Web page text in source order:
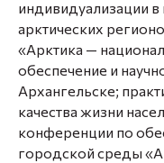
индивидуализации
арктических
«Арктика —
обеспечение и
Архангельске;
качества жизни
конференции по
городской среды